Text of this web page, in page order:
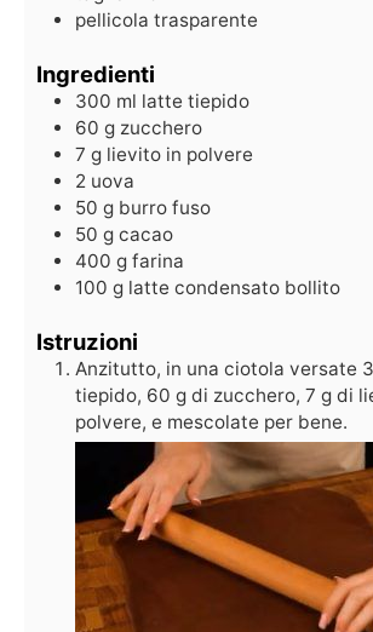
pellicola trasparente
Ingredienti
300 ml latte tiepido
60 g zucchero
7 g lievito in polvere
2 uova
50 g burro fuso
50 g cacao
400 g farina
100 g latte condensato bollito
Istruzioni
Anzitutto, in una ciotola versate
tiepido, 60 g di zucchero, 7 g di
polvere, e mescolate per bene.